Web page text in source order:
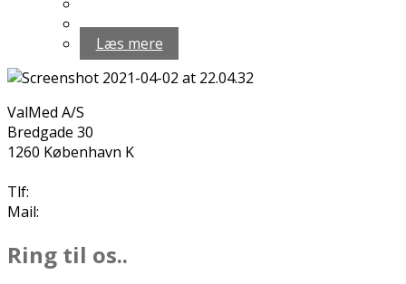
Læs mere
ValMed A/S
Bredgade 30
1260 København K
Tlf:
Mail:
Ring til os..